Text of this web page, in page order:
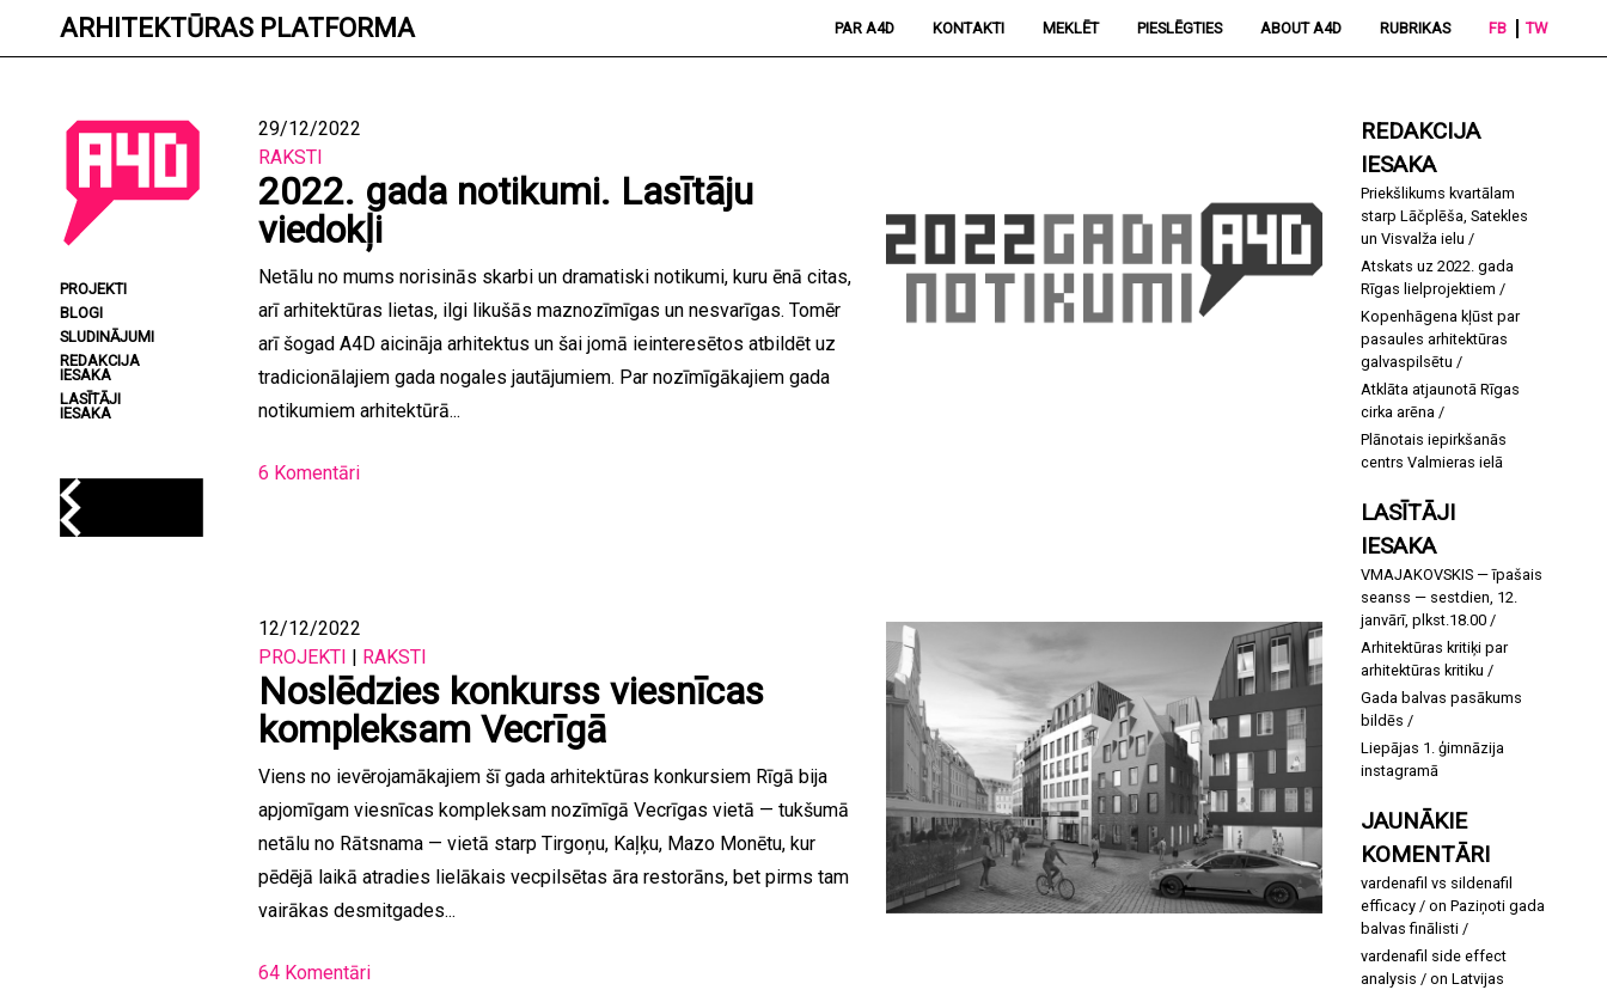
ARHITEKTŪRAS PLATFORMA PAR A4D KONTAKTI MEKLĒT PIESLĒGTIES ABOUT A4D RUBRIKAS FB TW
29/12/2022
RAKSTI
2022. gada notikumi. Lasītāju
viedokļi
Netālu no mums norisinās skarbi un dramatiski notikumi, kuru ēnā citas,
arī arhitektūras lietas, ilgi likušās maznozīmīgas un nesvarīgas. Tomēr
arī šogad A4D aicināja arhitektus un šai jomā ieinteresētos atbildēt uz
tradicionālajiem gada nogales jautājumiem. Par nozīmīgākajiem gada
notikumiem arhitektūrā...
6 Komentāri
12/12/2022
PROJEKTI | RAKSTI
Noslēdzies konkurss viesnīcas
kompleksam Vecrīgā
Viens no ievērojamākajiem šī gada arhitektūras konkursiem Rīgā bija
apjomīgam viesnīcas kompleksam nozīmīgā Vecrīgas vietā — tukšumā
netālu no Rātsnama — vietā starp Tirgoņu, Kaļķu, Mazo Monētu, kur
pēdējā laikā atradies lielākais vecpilsētas āra restorāns, bet pirms tam
vairākas desmitgades...
64 Komentāri
REDAKCIJA
IESAKA
Priekšlikums kvartālam
starp Lāčplēša, Satekles
un Visvalža ielu
Atskats uz 2022. gada
Rīgas lielprojektiem
Kopenhāgena kļūst par
pasaules arhitektūras
galvaspilsētu
Atklāta atjaunotā Rīgas
cirka arēna
Plānotais iepirkšanās
centrs Valmieras ielā
LASĪTĀJI
IESAKA
VMAJAKOVSKIS — īpašais
seanss — sestdien, 12.
janvārī, plkst.18.00
Arhitektūras kritiķi par
arhitektūras kritiku
Gada balvas pasākums
bildēs
Liepājas 1. ģimnāzija
instagramā
JAUNĀKIE
KOMENTĀRI
vardenafil vs sildenafil
efficacy
on Paziņoti gada
balvas finālisti
vardenafil side effect
analysis
on Latvijas
PROJEKTI
BLOGI
SLUDINĀJUMI
REDAKCIJA
IESAKA
LASĪTĀJI
IESAKA